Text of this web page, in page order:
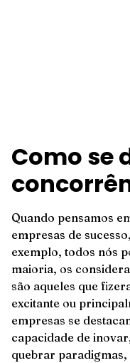
Como se
Quando pensamos
empresas de
exemplo, todos nós
maioria, os
são aqueles que
excitante ou
empresas se
capacidade de
quebrar